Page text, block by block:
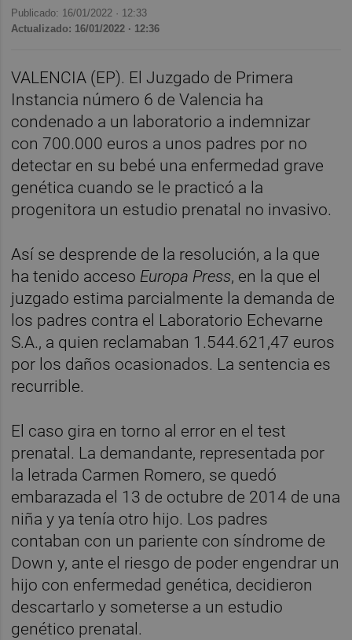
Publicado: 16/01/2022 · 12:33
Actualizado: 16/01/2022 · 12:36
VALENCIA (EP). El Juzgado de Primera
Instancia número 6 de Valencia ha
condenado a un laboratorio a indemnizar
con 700.000 euros a unos padres por no
detectar en su bebé una enfermedad grave
genética cuando se le practicó a la
progenitora un estudio prenatal no invasivo.
Así se desprende de la resolución, a la que
ha tenido acceso Europa Press, en la que el
juzgado estima parcialmente la demanda de
los padres contra el Laboratorio Echevarne
S.A., a quien reclamaban 1.544.621,47 euros
por los daños ocasionados. La sentencia es
recurrible.
El caso gira en torno al error en el test
prenatal. La demandante, representada por
la letrada Carmen Romero, se quedó
embarazada el 13 de octubre de 2014 de una
niña y ya tenía otro hijo. Los padres
contaban con un pariente con síndrome de
Down y, ante el riesgo de poder engendrar un
hijo con enfermedad genética, decidieron
descartarlo y someterse a un estudio
genético prenatal.